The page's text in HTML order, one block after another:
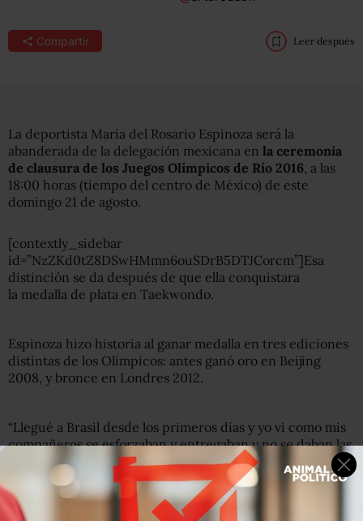
Compartir Leer después
La deportista María del Rosario Espinoza será la
abanderada de la delegación mexicana en la ceremonia
de clausura de los Juegos Olímpicos de Río 2016, a las
18:00 horas (tiempo del centro de México) de este
domingo 21 de agosto.
[contextly_sidebar
id=”NzZKd0tZ8DSwHMmn6ouSDrB5DTJCorcm”]Esa
distinción se da después de que ella conquistara
la medalla de plata en Taekwondo.
Espinoza hizo historia al ganar medalla en tres ediciones
distintas de los Olímpicos: antes ganó oro en Beijing
2008, y bronce en Londres 2012.
“Llegué a Brasil desde los primeros días y yo vi como mis
compañeros se esforzaban y entregaban y no se daban las
medallas al inicio, pero estoy contenta por todo lo que
hizo delegación. Me siento feliz por el trabajo que
hicimos como equipo”, dijo Espinoza sobre su
participación en Río, de acuerdo con